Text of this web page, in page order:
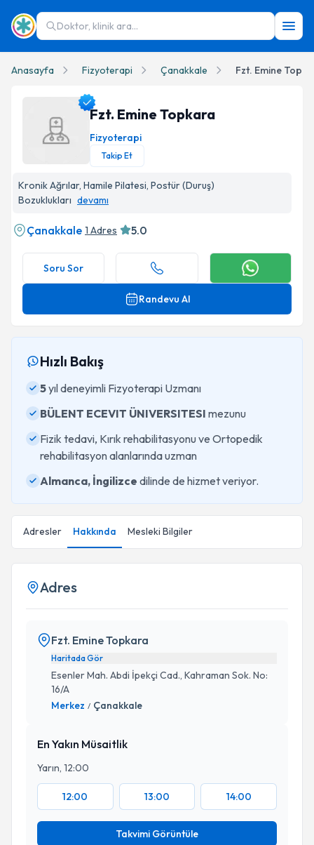
Doktor, klinik ara...
Anasayfa Fizyoterapi Çanakkale Fzt. Emine
Fzt. Emine Topkara
Fizyoterapi
Takip Et
Kronik Ağrılar, Hamile Pilatesi, Postür (Duruş)
Bozuklukları devamı
Çanakkale 1 Adres 5.0
Soru Sor
Randevu Al
Hızlı Bakış
5yıl deneyimli Fizyoterapi Uzmanı
BÜLENT ECEVIT ÜNIVERSITESI mezunu
Fizik tedavi, Kırık rehabilitasyonu ve Ortopedik
rehabilitasyon alanlarında uzman
Almanca, İngilizce dilinde de hizmet veriyor.
Adresler Hakkında Mesleki Bilgiler
Adres
Fzt. Emine Topkara
Haritada Gör
Esenler Mah. Abdi İpekçi Cad., Kahraman Sok. No:
16/A
Merkez / Çanakkale
En Yakın Müsaitlik
Yarın, 12:00
12:00 13:00 14:00
Takvimi Görüntüle